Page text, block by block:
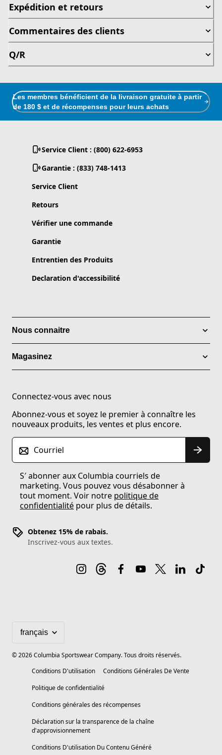
Expédition et retours
Commentaires des clients
Q/R
Les membres bénéficient de la livraison gratuite à partir
de 180 $ et de récompenses pour leurs achats
Service Client : (800) 622-6953
Garantie : (833) 748-1413
Service Client
Retours
Vérifier une commande
Garantie
Entrentien des Produits
Declaration d'accessibilité
Nous connaitre
Magasinez
Connectez-vous avec nous
Abonnez-vous et soyez le premier à connaître les
nouveaux produits, les ventes et plus encore.
Courriel
S′ abonner aux Columbia courriels de
marketing. Vous pouvez vous désabonner à
tout moment. Voir notre politique de
confidentialité pour plus de détails.
Obtenez 15% de rabais.
Inscrivez-vous aux textes.
©2026Columbia Sportswear Company. Tous droits réservés.
Conditions D'utilisation
Conditions Générales De Vente
Politique de confidentialité
Conditions générales des récompenses
Déclaration sur la transparence de la chaîne
d'approvisionnement
Conditions D'utilisation Du Contenu Généré